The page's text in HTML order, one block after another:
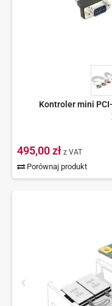
Kontroler mini
495,00 zł z VAT
Porównaj produkt